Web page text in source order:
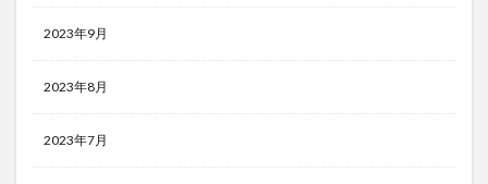
2023年9月
2023年8月
2023年7月